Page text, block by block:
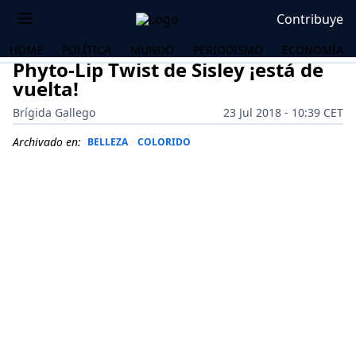
Contribuye
HOME POLÍTICA MUNDO PERIODISMO ECONOMÍA
Phyto-Lip Twist de Sisley ¡está de
vuelta!
Brígida Gallego
23 Jul 2018 - 10:39 CET
Archivado en: BELLEZA COLORIDO